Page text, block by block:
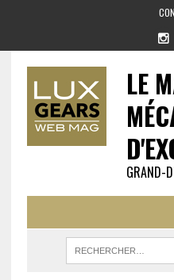
LE
GRAND-